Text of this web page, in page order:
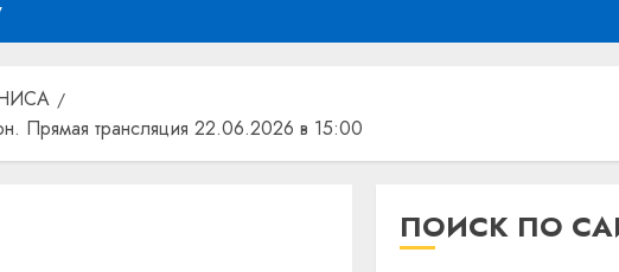
Прямая трансляция 22.06.2026 в 15:00
ПОИСК ПО